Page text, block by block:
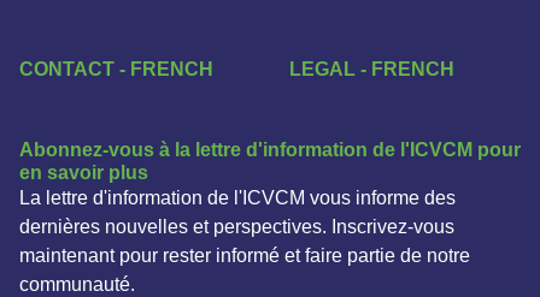
CONTACT - FRENCH LEGAL - FRENCH
Abonnez-vous à la lettre d'information de l'ICVCM pour
en savoir plus
La lettre d'information de l'ICVCM vous informe des
dernières nouvelles et perspectives. Inscrivez-vous
maintenant pour rester informé et faire partie de notre
communauté.